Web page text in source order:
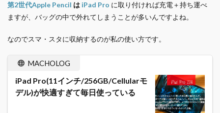
第2世代Apple Pencil は iPad Pro に取り付ければ充電＋持ち運べ
ますが、バッグの中で外れてしまうことが多いんですよね。
なのでスマ・スタに収納するのが私の使い方です。
MACHOLOG
iPad Pro(11インチ/256GB/Cellularモ
デル)が快適すぎて毎日使っている